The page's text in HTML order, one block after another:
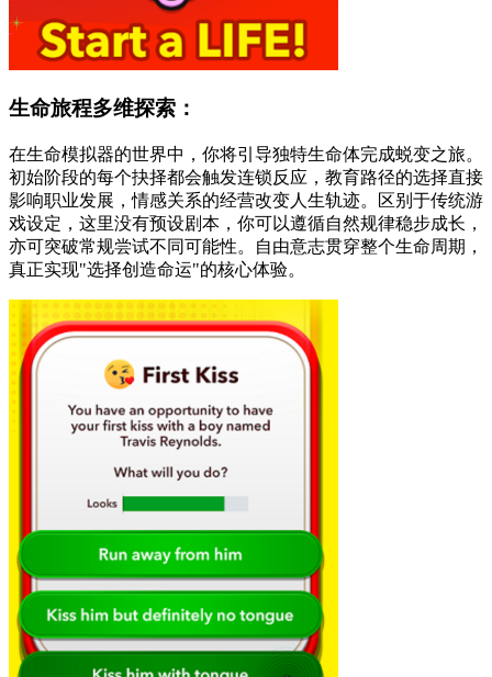
生命旅程多维探索：
在生命模拟器的世界中，你将引导独特生命体完成蜕变之旅。
初始阶段的每个抉择都会触发连锁反应，教育路径的选择直接
影响职业发展，情感关系的经营改变人生轨迹。区别于传统游
戏设定，这里没有预设剧本，你可以遵循自然规律稳步成长，
亦可突破常规尝试不同可能性。自由意志贯穿整个生命周期，
真正实现"选择创造命运"的核心体验。